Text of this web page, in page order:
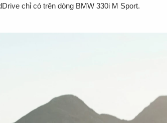
chỉ có trên dòng BMW 330i M Sport.